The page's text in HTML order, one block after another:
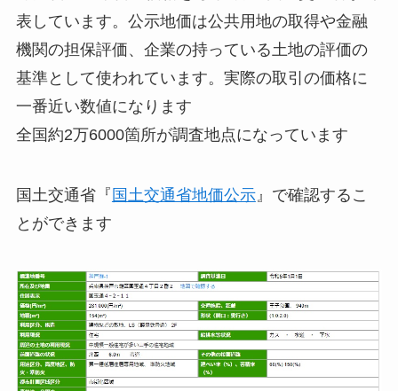
表しています。公示地価は公共用地の取得や金融
機関の担保評価、企業の持っている土地の評価の
基準として使われています。実際の取引の価格に
一番近い数値になります
全国約2万6000箇所が調査地点になっています
国土交通省『 国土交通省地価公示』で確認するこ
とができます